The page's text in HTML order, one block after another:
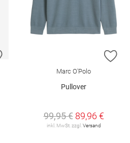
ZUR WUNSCHLISTE HINZUFÜGEN
Marc O'Polo
Pullover
99,95 € 89,96 €
inkl. MwSt. zzgl.Versand